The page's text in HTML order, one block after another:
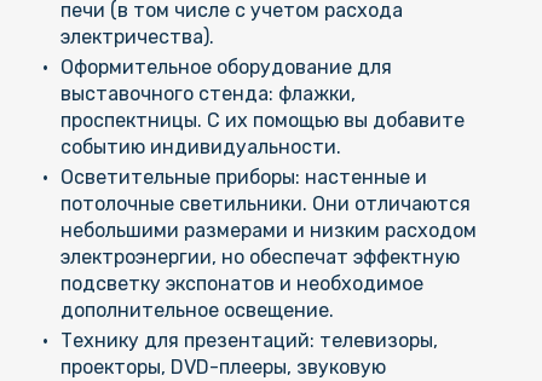
печи (в том числе с учетом расхода
электричества).
Оформительное оборудование для
выставочного стенда: флажки,
проспектницы. С их помощью вы добавите
событию индивидуальности.
Осветительные приборы: настенные и
потолочные светильники. Они отличаются
небольшими размерами и низким расходом
электроэнергии, но обеспечат эффектную
подсветку экспонатов и необходимое
дополнительное освещение.
Технику для презентаций: телевизоры,
проекторы, DVD-плееры, звуковую